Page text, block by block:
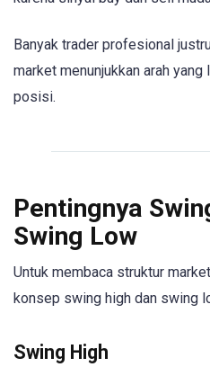
Banyak trader profesional
market menunjukkan arah
posisi.
Pentingnya
Swing Low
Untuk membaca struktur
konsep swing high dan swing
Swing High